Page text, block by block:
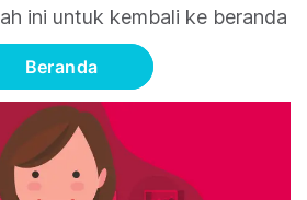
ini untuk kembali ke beranda
Beranda